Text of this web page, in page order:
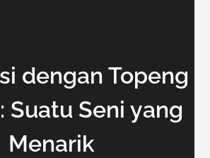
dengan Topeng
Suatu Seni yang
Menarik